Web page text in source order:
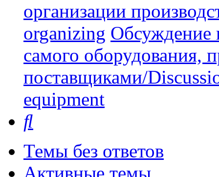
организации
organizing Обсуждение
самого оборудования,
поставщиками/
equipment
Темы без ответов